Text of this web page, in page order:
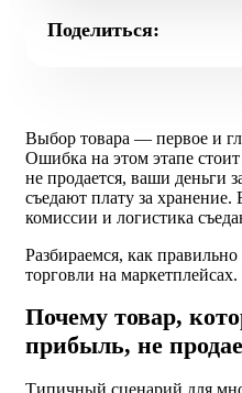
Выбор товара — первое и
Ошибка на этом этапе
не продается, ваши деньги
съедают плату за
комиссии и логистика
Разбираемся, как
торговли на маркетплейсах.
Почему товар,
прибыль, не
Поделиться: